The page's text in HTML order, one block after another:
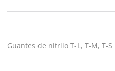
Guantes de nitrilo T-L, T-M, T-S